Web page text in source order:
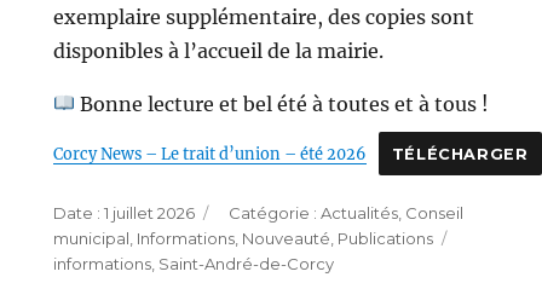
exemplaire supplémentaire, des copies sont
disponibles à l’accueil de la mairie.
Bonne lecture et bel été à toutes et à tous !
Corcy News – Le trait d’union – été 2026 TÉLÉCHARGER
Publié
le
1 juillet 2026 Catégories
Actualités, Conseil
municipal Informations, Nouveauté Publications
informations, Saint-André-de-Corcy